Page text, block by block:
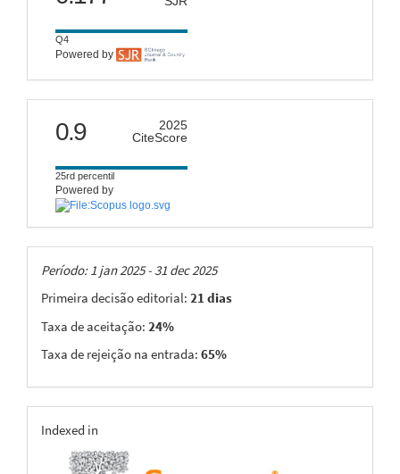
Q4
Powered by
citescore
0.9
2025
CiteScore
25rd percentil
Powered by
Taxas
Período: 1 jan 2025 - 31 dec 2025
Primeira decisão editorial: 21 dias
Taxa de aceitação: 24%
Taxa de rejeição na entrada: 65%
indexing
Indexed in